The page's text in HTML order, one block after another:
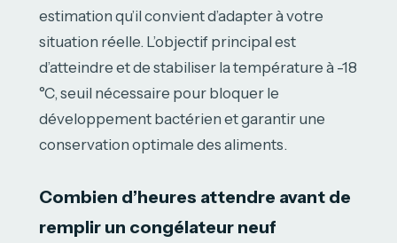
estimation qu’il convient d’adapter à votre
situation réelle. L’objectif principal est
d’atteindre et de stabiliser la température à -18
°C, seuil nécessaire pour bloquer le
développement bactérien et garantir une
conservation optimale des aliments.
Combien d’heures attendre avant de
remplir un congélateur neuf